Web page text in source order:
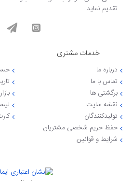
تقدیم نماید
خدمات مشتری
درباره ما
تماس با ما
برگشتی ها
نقشه سایت
تولیدکنندگان
حفظ حریم شخصی مشتریان
شرایط و قوانین